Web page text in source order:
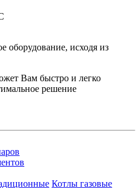
оборудование, исходя из
Вам быстро и легко
решение
Котлы газовые